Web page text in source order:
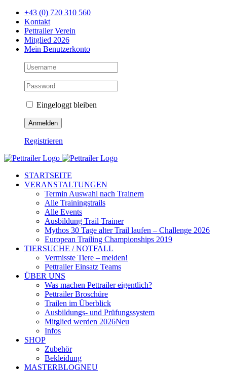
Zum
Inhalt
springen
+43 (0) 720 310 560
Kontakt
Pettrailer Verein
Mitglied 2026
Mein Benutzerkonto
Eingeloggt bleiben
Registrieren
Facebook
X
YouTube
Instagram
STARTSEITE
VERANSTALTUNGEN
Termin Auswahl nach Trainern
Alle Trainingstrails
Alle Events
Ausbildung Trail Trainer
Mythos 30 Tage alter Trail laufen – Challenge 2026
European Trailing Championships 2019
TIERSUCHE / NOTFALL
Vermisste Tiere – melden!
Pettrailer Einsatz Teams
ÜBER UNS
Was machen Pettrailer eigentlich?
Pettrailer Broschüre
Trailen im Überblick
Ausbildungs- und Prüfungssystem
Mitglied werden 2026Neu
Infos
SHOP
Zubehör
Bekleidung
MASTERBLOGNEU